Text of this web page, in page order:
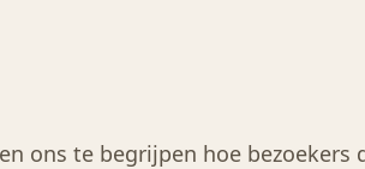
ons te begrijpen hoe bezoekers